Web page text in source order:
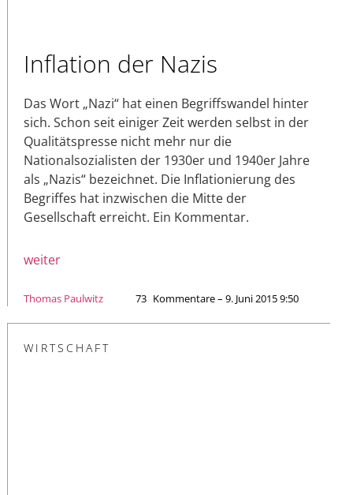
Inflation der Nazis
Das Wort „Nazi“ hat einen Begriffswandel hinter
sich. Schon seit einiger Zeit werden selbst in der
Qualitätspresse nicht mehr nur die
Nationalsozialisten der 1930er und 1940er Jahre
als „Nazis“ bezeichnet. Die Inflationierung des
Begriffes hat inzwischen die Mitte der
Gesellschaft erreicht. Ein Kommentar.
weiter
Thomas Paulwitz 73 Kommentare – 9. Juni 2015 9:50
WIRTSCHAFT